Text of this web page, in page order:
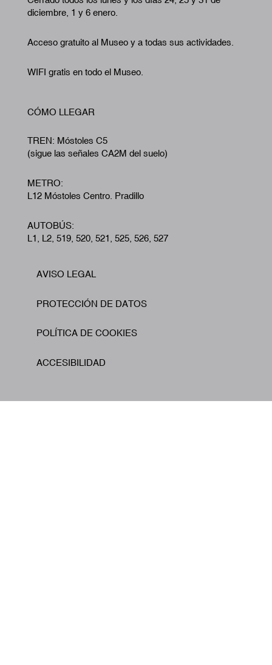
diciembre, 1 y 6 enero.
Acceso gratuito al Museo y a todas sus actividades.
WIFI gratis en todo el Museo.
CÓMO LLEGAR
TREN: Móstoles C5
(sigue las señales CA2M del suelo)
METRO:
L12 Móstoles Centro. Pradillo
AUTOBÚS:
L1, L2, 519, 520, 521, 525, 526, 527
Footer
AVISO LEGAL
PROTECCIÓN DE DATOS
POLÍTICA DE COOKIES
ACCESIBILIDAD